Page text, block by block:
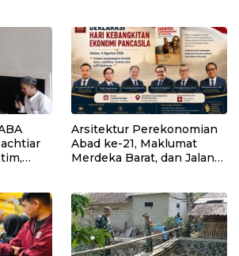
Arsitektur Perekonomian
Abad ke-21, Maklumat
Merdeka Barat, dan Jalan